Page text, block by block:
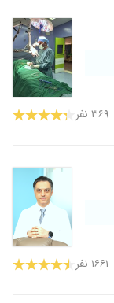
۳۶۹ نفر
۱۶۶۱ نفر